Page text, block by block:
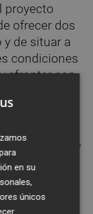
proyecto
ofrecer dos
de situar a
condiciones
afrontar con
en la
Castellón,
a los
y
en su
únicos